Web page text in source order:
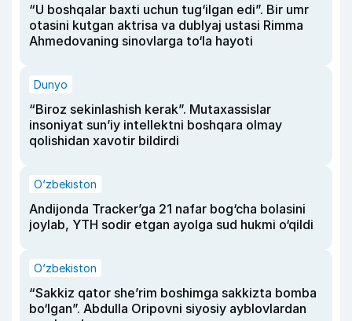
“U boshqalar baxti uchun tug‘ilgan edi”. Bir umr
otasini kutgan aktrisa va dublyaj ustasi Rimma
Ahmedovaning sinovlarga to‘la hayoti
Dunyo
“Biroz sekinlashish kerak”. Mutaxassislar
insoniyat sun’iy intellektni boshqara olmay
qolishidan xavotir bildirdi
O‘zbekiston
Andijonda Tracker’ga 21 nafar bog‘cha bolasini
joylab, YTH sodir etgan ayolga sud hukmi o‘qildi
O‘zbekiston
“Sakkiz qator she’rim boshimga sakkizta bomba
bo‘lgan”. Abdulla Oripovni siyosiy ayblovlardan